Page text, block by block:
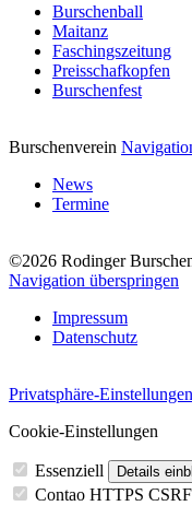
Burschenball
Maitanz
Faschingszeitung
Preisschafkopfen
Burschenfest
Burschenverein
News
Termine
©2026 Rodinger
Navigation überspringen
Impressum
Datenschutz
Privatsphäre-
Cookie-Einstellungen
Essenziell Details
Contao HTTPS